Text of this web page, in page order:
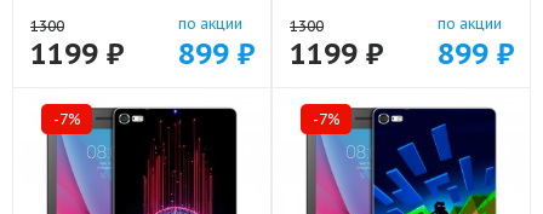
1300
1199 ₽
по акции
899 ₽
1300
1199 ₽
по акции
899 ₽
-7% -7%